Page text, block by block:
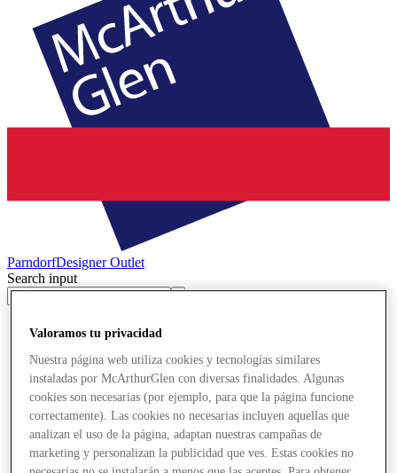
ParndorfDesigner Outlet
Search input
Valoramos tu privacidad
Nuestra página web utiliza cookies y tecnologías similares
instaladas por McArthurGlen con diversas finalidades. Algunas
cookies son necesarias (por ejemplo, para que la página funcione
correctamente). Las cookies no necesarias incluyen aquellas que
analizan el uso de la página, adaptan nuestras campañas de
marketing y personalizan la publicidad que ves. Estas cookies no